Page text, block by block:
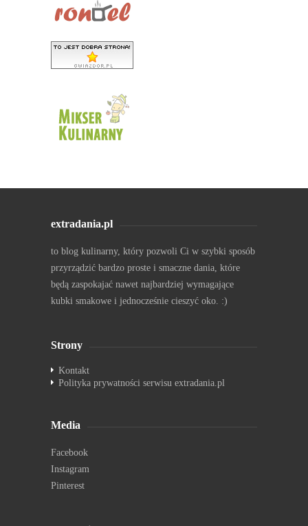
extradania.pl
to blog kulinarny, który pozwoli Ci w szybki sposób
przyrządzić bardzo proste i smaczne dania, które
będą zaspokajać nawet najbardziej wymagające
kubki smakowe i jednocześnie cieszyć oko. :)
Strony
Kontakt
Polityka prywatności serwisu extradania.pl
Media
Facebook
Instagram
Pinterest